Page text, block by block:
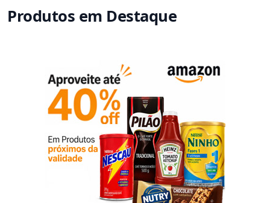
Produtos em Destaque